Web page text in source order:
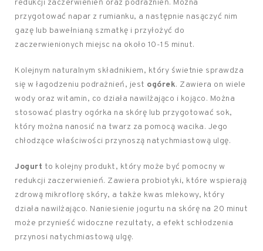
redukcji zaczerwienień oraz podrażnień. Można
przygotować napar z rumianku, a następnie nasączyć nim
gazę lub bawełnianą szmatkę i przyłożyć do
zaczerwienionych miejsc na około 10-15 minut.
Kolejnym naturalnym składnikiem, który świetnie sprawdza
się w łagodzeniu podrażnień, jest ogórek. Zawiera on wiele
wody oraz witamin, co działa nawilżająco i kojąco. Można
stosować plastry ogórka na skórę lub przygotować sok,
który można nanosić na twarz za pomocą wacika. Jego
chłodzące właściwości przynoszą natychmiastową ulgę.
Jogurt to kolejny produkt, który może być pomocny w
redukcji zaczerwienień. Zawiera probiotyki, które wspierają
zdrową mikroflorę skóry, a także kwas mlekowy, który
działa nawilżająco. Naniesienie jogurtu na skórę na 20 minut
może przynieść widoczne rezultaty, a efekt schłodzenia
przynosi natychmiastową ulgę.